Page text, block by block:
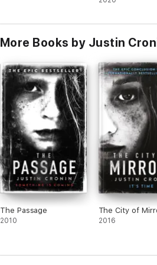
More Books by Justin
The Passage
2010
The City of
2016